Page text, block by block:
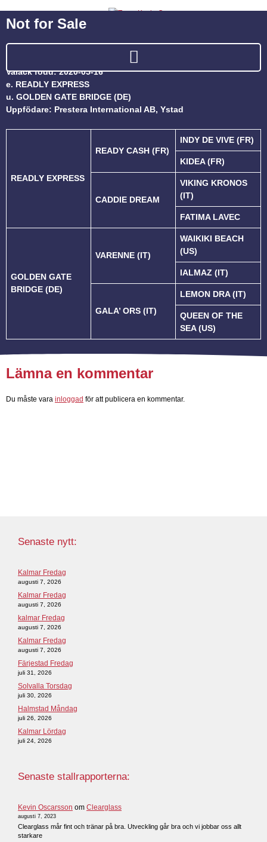
Not for Sale
Valack född: 2020-05-16
e. READLY EXPRESS
u. GOLDEN GATE BRIDGE (DE)
Uppfödare: Prestera International AB, Ystad
READLY EXPRESS
READY CASH (FR)
INDY DE VIVE (FR)
KIDEA (FR)
CADDIE DREAM
VIKING KRONOS
(IT)
FATIMA LAVEC
GOLDEN GATE
BRIDGE (DE)
VARENNE (IT)
WAIKIKI BEACH
(US)
IALMAZ (IT)
GALA’ ORS (IT)
LEMON DRA (IT)
QUEEN OF THE
SEA (US)
Lämna en kommentar
Du måste vara inloggad för att publicera en kommentar.
Senaste nytt:
Kalmar Fredag
augusti 7, 2026
Kalmar Fredag
augusti 7, 2026
kalmar Fredag
augusti 7, 2026
Kalmar Fredag
augusti 7, 2026
Färjestad Fredag
juli 31, 2026
Solvalla Torsdag
juli 30, 2026
Halmstad Måndag
juli 26, 2026
Kalmar Lördag
juli 24, 2026
Senaste stallrapporterna:
Kevin Oscarsson om Clearglass
augusti 7, 2023
Clearglass mår fint och tränar på bra. Utveckling går bra och vi jobbar oss allt
starkare